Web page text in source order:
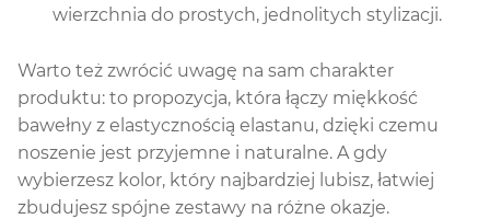
wierzchnia do prostych, jednolitych stylizacji.
Warto też zwrócić uwagę na sam charakter
produktu: to propozycja, która łączy miękkość
bawełny z elastycznością elastanu, dzięki czemu
noszenie jest przyjemne i naturalne. A gdy
wybierzesz kolor, który najbardziej lubisz, łatwiej
zbudujesz spójne zestawy na różne okazje.